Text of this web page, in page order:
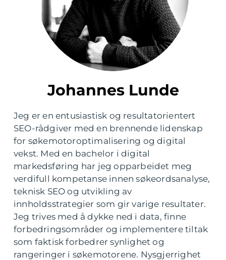
Johannes Lunde
Jeg er en entusiastisk og resultatorientert
SEO-rådgiver med en brennende lidenskap
for søkemotoroptimalisering og digital
vekst. Med en bachelor i digital
markedsføring har jeg opparbeidet meg
verdifull kompetanse innen søkeordsanalyse,
teknisk SEO og utvikling av
innholdsstrategier som gir varige resultater.
Jeg trives med å dykke ned i data, finne
forbedringsområder og implementere tiltak
som faktisk forbedrer synlighet og
rangeringer i søkemotorene. Nysgjerrighet